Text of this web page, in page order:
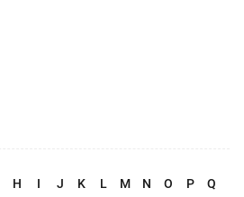
H I J K L M N O P Q